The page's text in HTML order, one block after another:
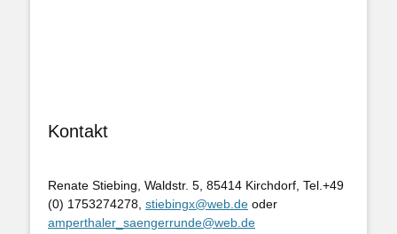
Kontakt
Renate Stiebing, Waldstr. 5, 85414 Kirchdorf, Tel.+49
(0) 1753274278, stiebingx@web.de oder
amperthaler_saengerrunde@web.de